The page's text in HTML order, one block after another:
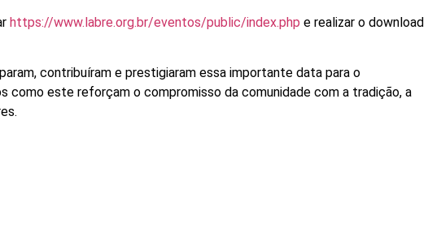
https://www.labre.org.br/eventos/public/index.php e realizar o download
contribuíram e prestigiaram essa importante data para o
como este reforçam o compromisso da comunidade com a tradição, a